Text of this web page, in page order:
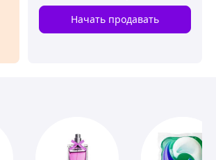
Начать продавать